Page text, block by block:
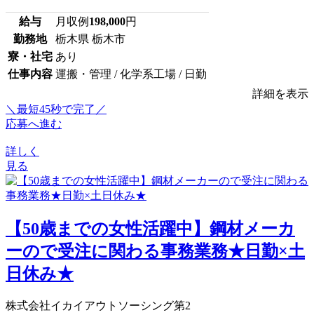
給与 月収例 198,000円
勤務地
栃木県 栃木市
寮・社宅 あり
仕事内容 運搬・管理 / 化学系工場 / 日勤
詳細を表示
＼最短45秒で完了／
応募へ進む
詳しく
見る
【50歳までの女性活躍中】鋼材メーカ
ーので受注に関わる事務業務★日勤×土
日休み★
株式会社イカイアウトソーシング第2